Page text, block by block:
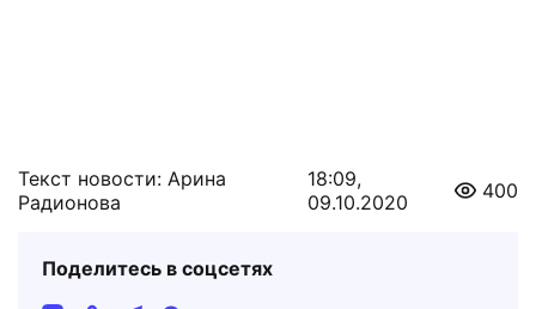
Текст новости: Арина
Радионова
18:09,
09.10.2020
400
Поделитесь в соцсетях